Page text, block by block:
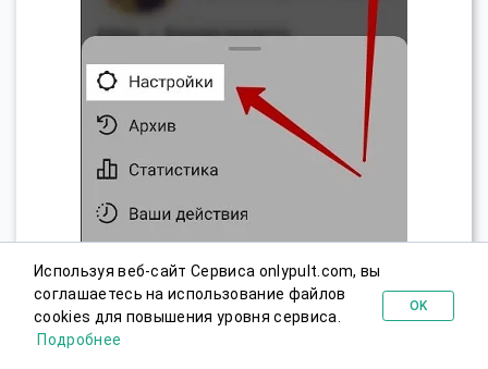
Используя веб-сайт Сервиса onlypult.com, вы
соглашаетесь на использование файлов
cookies для повышения уровня сервиса.
Подробнее
OK
Попробовать бесплатно